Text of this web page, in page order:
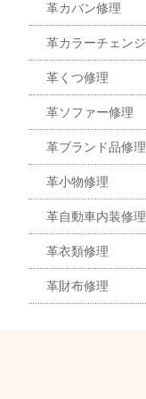
革カバン修理
革カラーチェンジ
革くつ修理
革ソファー修理
革ブランド品修理
革小物修理
革自動車内装修理
革衣類修理
革財布修理